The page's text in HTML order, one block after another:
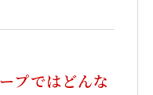
プではどんな